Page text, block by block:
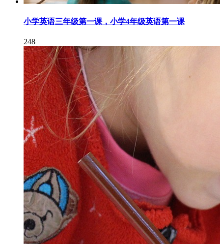
小学英语三年级第一课，小学4年级英语第一课
248